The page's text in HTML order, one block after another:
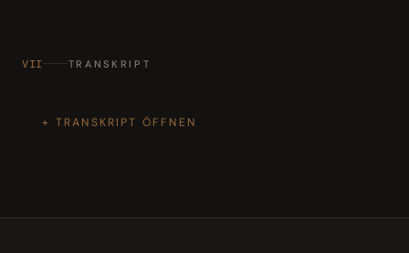
VII TRANSKRIPT
TRANSKRIPT ÖFFNEN